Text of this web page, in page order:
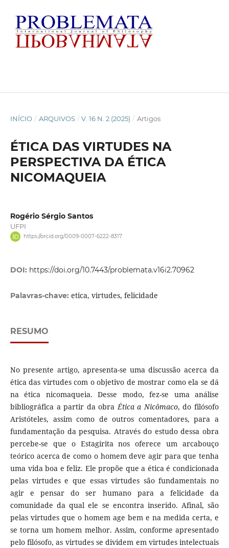
INÍCIO / ARQUIVOS / V. 16 N. 2 (2025) / Artigos
ÉTICA DAS VIRTUDES NA
PERSPECTIVA DA ÉTICA
NICOMAQUEIA
Rogério Sérgio Santos
UFPI
https://orcid.org/0009-0007-6222-8317
DOI: https://doi.org/10.7443/problemata.v16i2.70962
Palavras-chave: etica, virtudes, felicidade
RESUMO
No presente artigo, apresenta-se uma discussão acerca da
ética das virtudes com o objetivo de mostrar como ela se dá
na ética nicomaqueia. Desse modo, fez-se uma análise
bibliográfica a partir da obraÉtica a Nicômaco, do filósofo
Aristóteles, assim como de outros comentadores, para a
fundamentação da pesquisa. Através do estudo dessa obra
percebe-se que o Estagirita nos oferece um arcabouço
teórico acerca de como o homem deve agir para que tenha
uma vida boa e feliz. Ele propõe que a ética é condicionada
pelas virtudes e que essas virtudes são fundamentais no
agir e pensar do ser humano para a felicidade da
comunidade da qual ele se encontra inserido. Afinal, são
pelas virtudes que o homem age bem e na medida certa, e
se torna um homem melhor. Assim, conforme apresentado
pelo filósofo, as virtudes se dividem em virtudes intelectuais